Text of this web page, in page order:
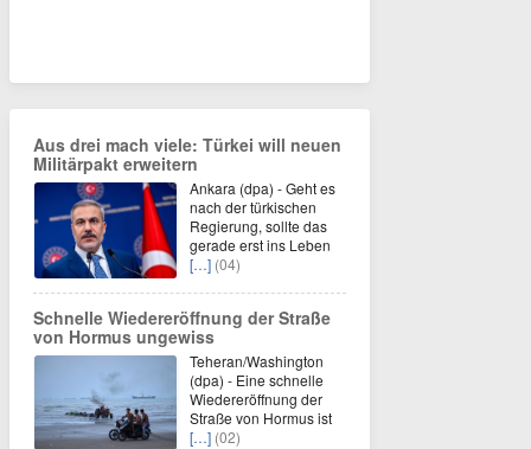
Aus drei mach viele: Türkei will neuen
Militärpakt erweitern
Ankara (dpa) - Geht es
nach der türkischen
Regierung, sollte das
gerade erst ins Leben
[…] (04)
Schnelle Wiedereröffnung der Straße
von Hormus ungewiss
Teheran/Washington
(dpa) - Eine schnelle
Wiedereröffnung der
Straße von Hormus ist
[…] (02)